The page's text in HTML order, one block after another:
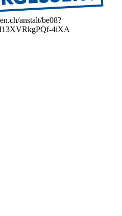
anstalt/be08?
4iXA